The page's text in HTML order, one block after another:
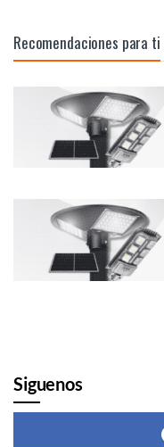
Recomendaciones para ti
Siguenos